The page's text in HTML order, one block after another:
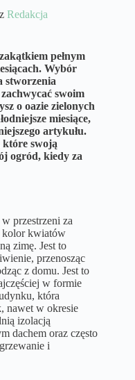
Redakcja
pełnym
Wybór
stworzenia
swoim
o oazie zielonych
miesiące,
artykułu.
swoją
ogród, kiedy za
przestrzeni za
kolor kwiatów
zimę. Jest to
przenosząc
z domu. Jest to
w formie
która
nawet w okresie
izolacją
dachem oraz często
i